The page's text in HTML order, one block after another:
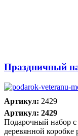
Праздничный
Артикул: 2429
Артикул: 2429
Подарочный набор с
деревянной коробке